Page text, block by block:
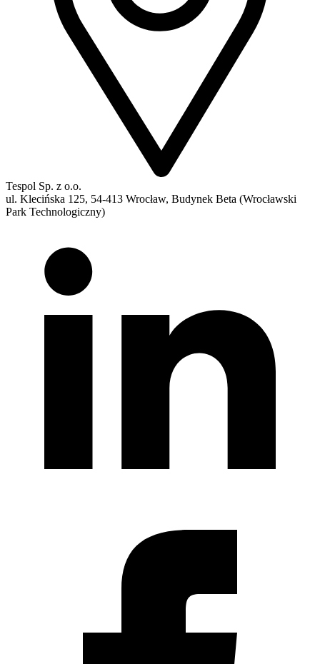
Tespol Sp. z o.o.
ul. Klecińska 125, 54-413 Wrocław, Budynek Beta (Wrocławski
Park Technologiczny)